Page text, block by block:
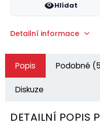
Hlídat
Detailní informace
Popis Podobné
Diskuze
DETAILNÍ POPIS